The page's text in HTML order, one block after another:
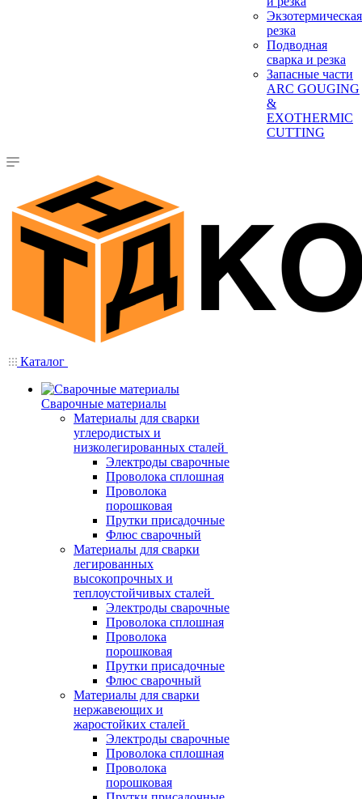
Экзотермическая
резка
Подводная
сварка и резка
Запасные части
ARC GOUGING
&
EXOTHERMIC
CUTTING
Каталог
Сварочные материалы
Материалы для сварки
углеродистых и
низколегированных сталей
Электроды сварочные
Проволока сплошная
Проволока
порошковая
Прутки присадочные
Флюс сварочный
Материалы для сварки
легированных
высокопрочных и
теплоустойчивых сталей
Электроды сварочные
Проволока сплошная
Проволока
порошковая
Прутки присадочные
Флюс сварочный
Материалы для сварки
нержавеющих и
жаростойких сталей
Электроды сварочные
Проволока сплошная
Проволока
порошковая